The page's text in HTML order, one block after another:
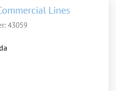
Lines
43059